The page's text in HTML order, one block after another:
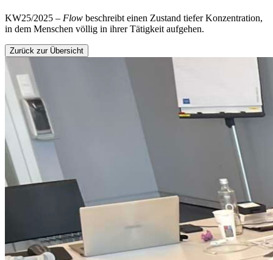
KW25/2025 – Flow beschreibt einen Zustand tiefer Konzentration,
in dem Menschen völlig in ihrer Tätigkeit aufgehen.
Zurück zur Übersicht